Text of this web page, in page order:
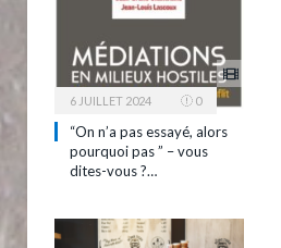
6 JUILLET 2024 0
“On n’a pas essayé, alors
pourquoi pas ” – vous
dites-vous ?…